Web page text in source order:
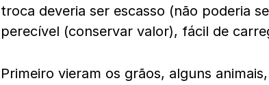
troca deveria ser escasso (não poderia
perecível (conservar valor), fácil de
Primeiro vieram os grãos, alguns